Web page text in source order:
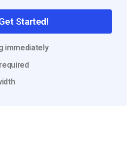
Started!
immediately